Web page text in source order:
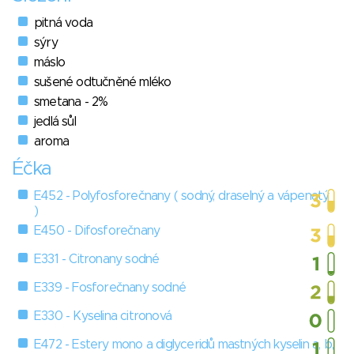
pitná voda
sýry
máslo
sušené odtučněné mléko
smetana - 2%
jedlá sůl
aroma
Éčka
E452 - Polyfosforečnany ( sodný, draselný a vápenatý
)
E450 - Difosforečnany
E331 - Citronany sodné
E339 - Fosforečnany sodné
E330 - Kyselina citronová
E472 - Estery mono a diglyceridů mastných kyselin a, b,